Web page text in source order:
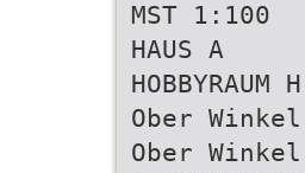
MST 1:100
HAUS A
HOBBYRAUM
Ober Winkel
Ober Winkel